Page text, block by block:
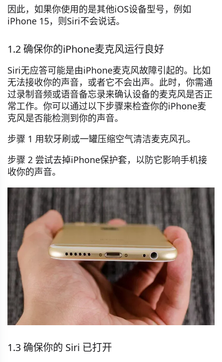
因此，如果你使用的是其他iOS设备型号，例如
iPhone 15，则Siri不会说话。
1.2 确保你的iPhone麦克风运行良好
Siri无应答可能是由iPhone麦克风故障引起的。比如
无法接收你的声音，或者它不会出声。此时，你需通
过录制音频或语音备忘录来确认设备的麦克风是否正
常工作。你可以通过以下步骤来检查你的iPhone麦
克风是否能检测到你的声音。
步骤 1 用软牙刷或一罐压缩空气清洁麦克风孔。
步骤 2 尝试去掉iPhone保护套，以防它影响手机接
收你的声音。
1.3 确保你的 Siri 已打开